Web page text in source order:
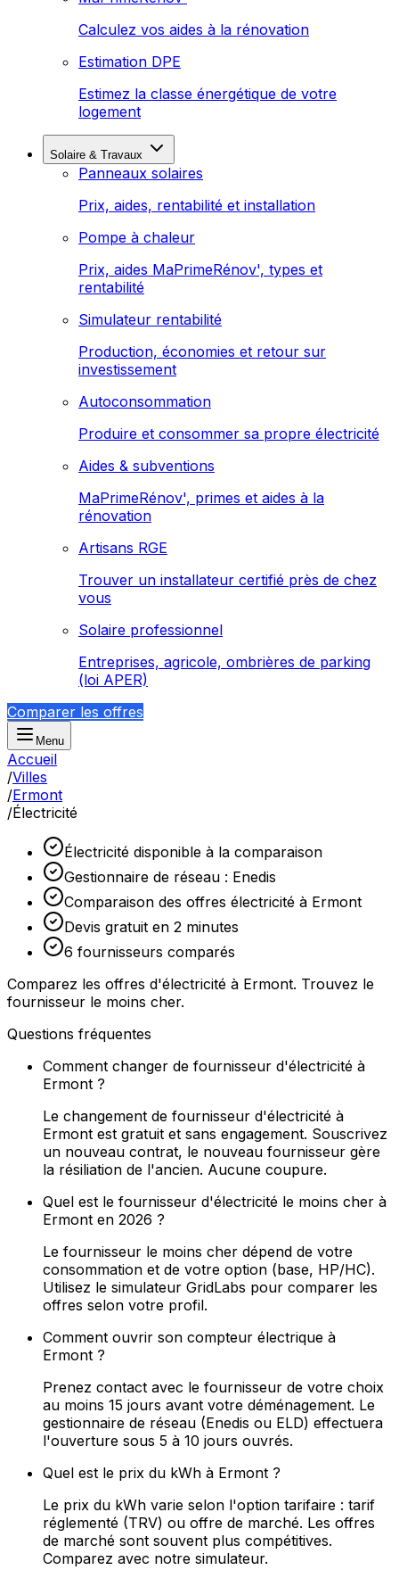
Calculez vos aides à la rénovation
Estimation DPE
Estimez la classe énergétique de votre
logement
Solaire & Travaux
Panneaux solaires
Prix, aides, rentabilité et installation
Pompe à chaleur
Prix, aides MaPrimeRénov', types et
rentabilité
Simulateur rentabilité
Production, économies et retour sur
investissement
Autoconsommation
Produire et consommer sa propre électricité
Aides & subventions
MaPrimeRénov', primes et aides à la
rénovation
Artisans RGE
Trouver un installateur certifié près de chez
vous
Solaire professionnel
Entreprises, agricole, ombrières de parking
(loi APER)
Comparer les offres
Menu
Accueil
/Villes
/Ermont
/Électricité
Électricité disponible à la comparaison
Gestionnaire de réseau : Enedis
Comparaison des offres électricité à Ermont
Devis gratuit en 2 minutes
6 fournisseurs comparés
Comparez les offres d'électricité à Ermont. Trouvez le
fournisseur le moins cher.
Questions fréquentes
Comment changer de fournisseur d'électricité à
Ermont ?
Le changement de fournisseur d'électricité à
Ermont est gratuit et sans engagement. Souscrivez
un nouveau contrat, le nouveau fournisseur gère
la résiliation de l'ancien. Aucune coupure.
Quel est le fournisseur d'électricité le moins cher à
Ermont en 2026 ?
Le fournisseur le moins cher dépend de votre
consommation et de votre option (base, HP/HC).
Utilisez le simulateur GridLabs pour comparer les
offres selon votre profil.
Comment ouvrir son compteur électrique à
Ermont ?
Prenez contact avec le fournisseur de votre choix
au moins 15 jours avant votre déménagement. Le
gestionnaire de réseau (Enedis ou ELD) effectuera
l'ouverture sous 5 à 10 jours ouvrés.
Quel est le prix du kWh à Ermont ?
Le prix du kWh varie selon l'option tarifaire : tarif
réglementé (TRV) ou offre de marché. Les offres
de marché sont souvent plus compétitives.
Comparez avec notre simulateur.